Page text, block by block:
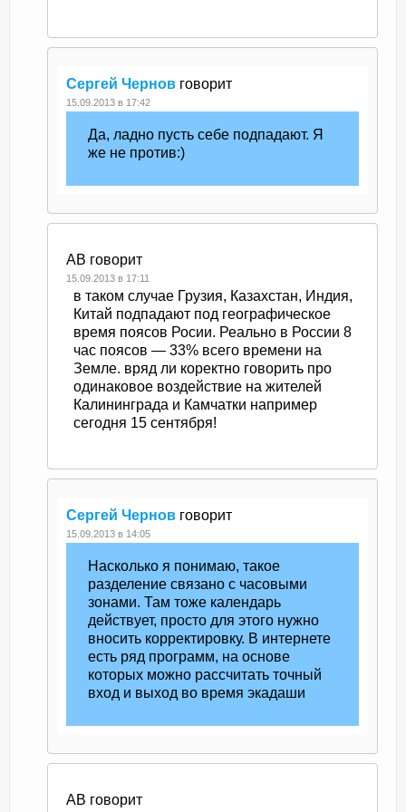
Сергей Чернов говорит
15.09.2013 в 17:42
Да, ладно пусть себе подпадают. Я
же не против:)
AB говорит
15.09.2013 в 17:11
в таком случае Грузия, Казахстан, Индия,
Китай подпадают под географическое
время поясов Росии. Реально в России 8
час поясов — 33% всего времени на
Земле. вряд ли коректно говорить про
одинаковое воздействие на жителей
Калининграда и Камчатки например
сегодня 15 сентября!
Сергей Чернов говорит
15.09.2013 в 14:05
Насколько я понимаю, такое
разделение связано с часовыми
зонами. Там тоже календарь
действует, просто для этого нужно
вносить корректировку. В интернете
есть ряд программ, на основе
которых можно рассчитать точный
вход и выход во время экадаши
AB говорит